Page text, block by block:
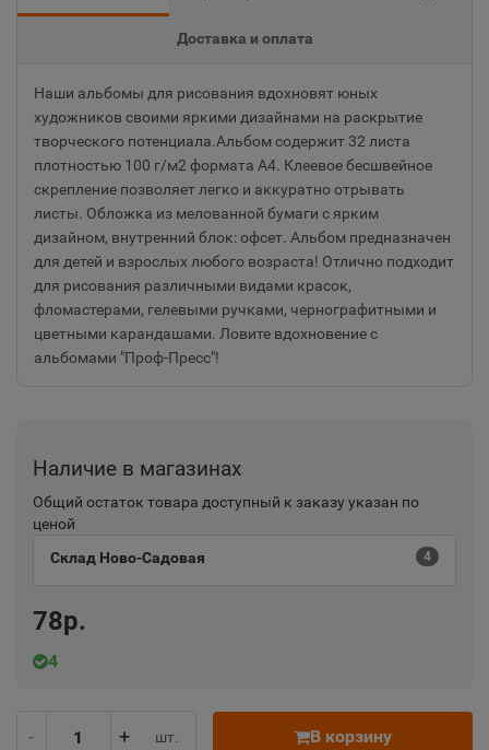
Доставка и оплата
Наши альбомы для рисования вдохновят юных
художников своими яркими дизайнами на раскрытие
творческого потенциала.Альбом содержит 32 листа
плотностью 100 г/м2 формата А4. Клеевое бесшвейное
скрепление позволяет легко и аккуратно отрывать
листы. Обложка из мелованной бумаги с ярким
дизайном, внутренний блок: офсет. Альбом предназначен
для детей и взрослых любого возраста! Отлично подходит
для рисования различными видами красок,
фломастерами, гелевыми ручками, чернографитными и
цветными карандашами. Ловите вдохновение с
альбомами "Проф-Пресс"!
Наличие в магазинах
Общий остаток товара доступный к заказу указан по
ценой
Склад Ново-Садовая
4
78р.
4
- + шт. В корзину